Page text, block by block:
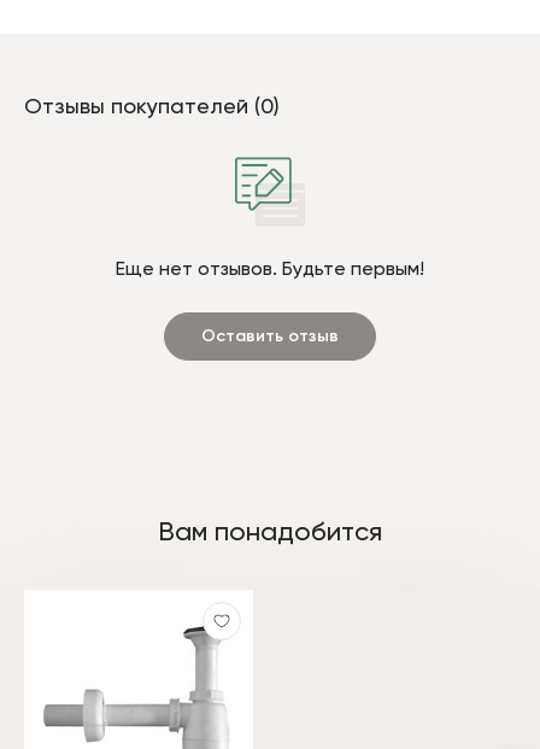
Отзывы покупателей (0)
Еще нет отзывов. Будьте первым!
Оставить отзыв
Вам понадобится